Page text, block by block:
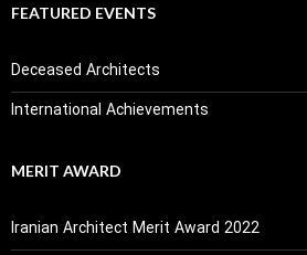
FEATURED EVENTS
Deceased Architects
International Achievements
MERIT AWARD
Iranian Architect Merit Award 2022